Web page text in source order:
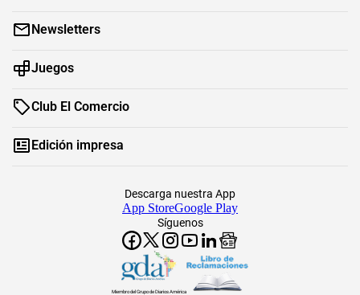
Newsletters
Juegos
Club El Comercio
Edición impresa
Síguenos
Descarga nuestra App
App StoreGoogle Play
Miembro del Grupo de Diarios América